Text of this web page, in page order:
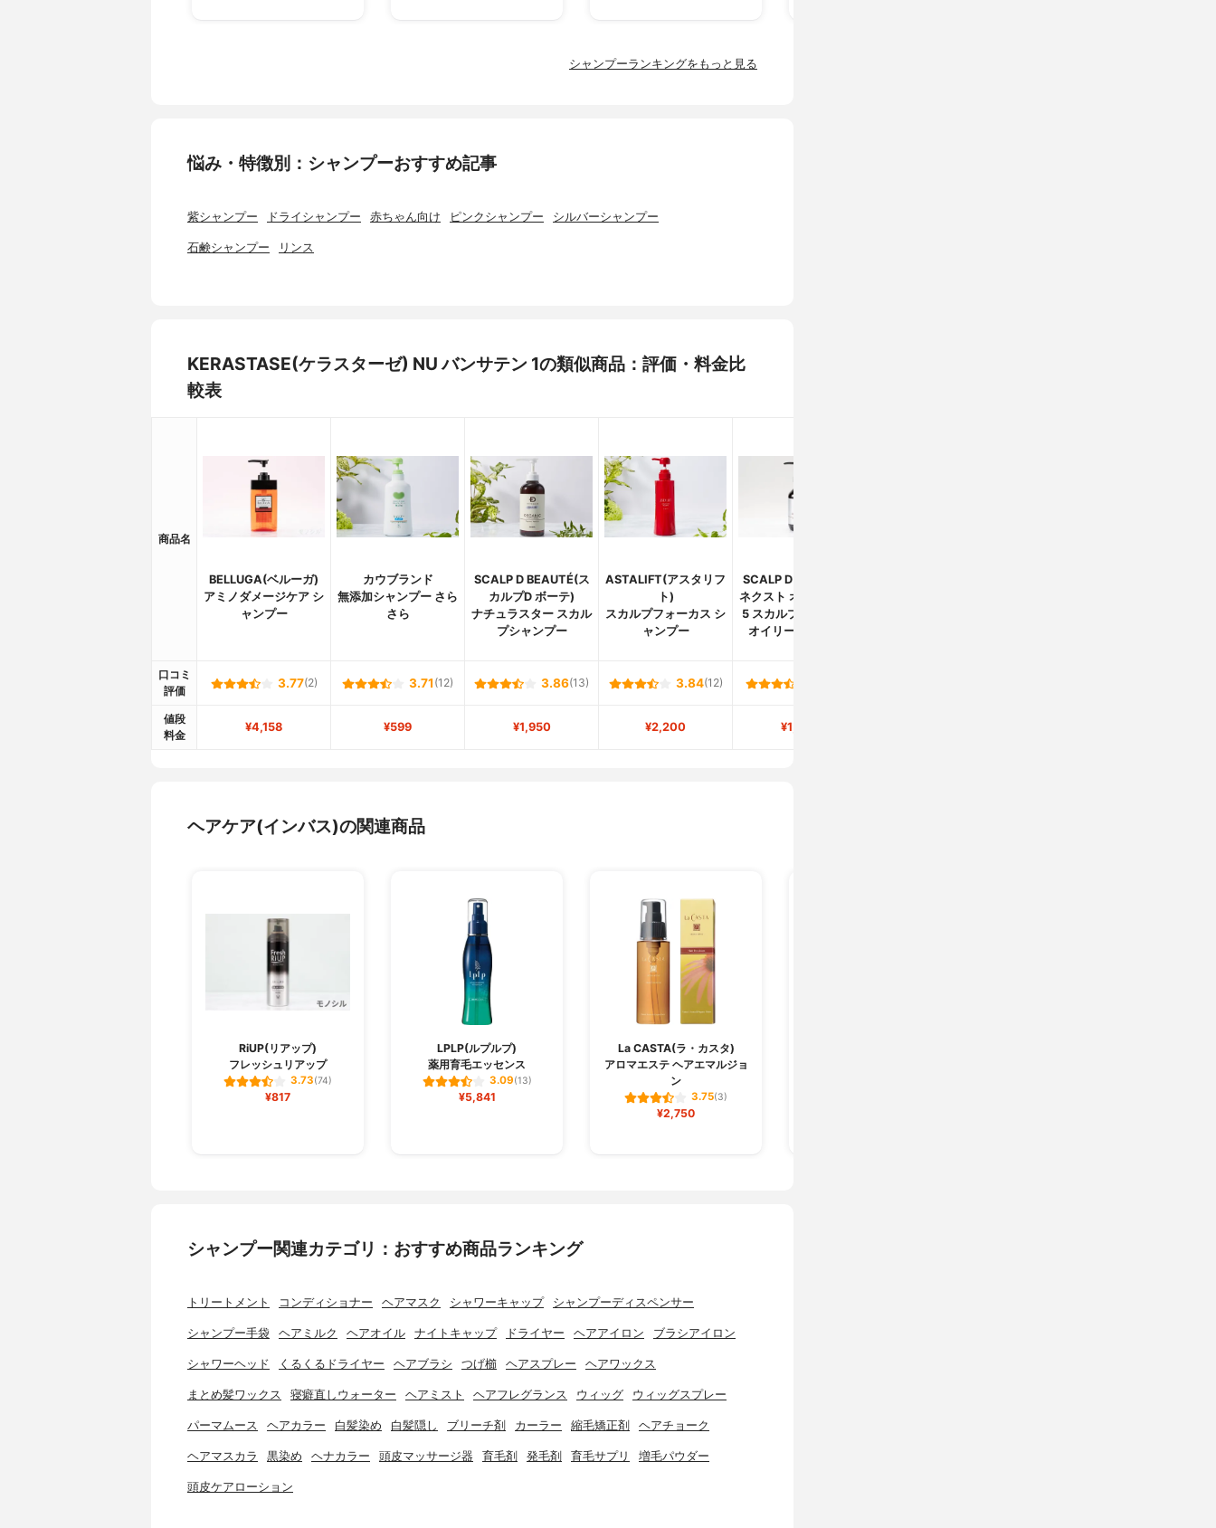
シャンプーランキングをもっと見る
悩み・特徴別：シャンプーおすすめ記事
紫シャンプー ドライシャンプー 赤ちゃん向け ピンクシャンプー シルバーシャンプー
石鹸シャンプー リンス
KERASTASE(ケラスターゼ) NU バンサテン 1の類似商品：評価・料金比
較表
商品名
BELLUGA(ベルーガ)
アミノダメージケア シ
ャンプー
カウブランド
無添加シャンプー さら
さら
SCALP D BEAUTÉ(ス
カルプD ボーテ)
ナチュラスター スカル
プシャンプー
ASTALIFT(アスタリフ
ト)
スカルプフォーカス シ
ャンプー
SCALP D(スカルプD)
ネクスト オーガニック
5 スカルプシャンプー
オイリー(脂性肌用)
口コミ
評価
3.77(2) 3.71 (12) 3.86(13) 3.84(12)
値段
料金
¥4,158 ¥599 ¥1,950 ¥2,200 ¥1,950
ヘアケア(インバス)の関連商品
RiUP(リアップ)
フレッシュリアップ
3.73(74)
¥817
LPLP(ルプルプ)
薬用育毛エッセンス
3.09(13)
¥5,841
La CASTA(ラ・カスタ)
アロマエステ ヘアエマルジョ
ン
3.75(3)
¥2,750
シャンプー関連カテゴリ：おすすめ商品ランキング
トリートメント コンディショナー ヘアマスク シャワーキャップ シャンプーディスペンサー
シャンプー手袋 ヘアミルク ヘアオイル ナイトキャップ ドライヤー ヘアアイロン ブラシアイロン
シャワーヘッド くるくるドライヤー ヘアブラシ つげ櫛 ヘアスプレー ヘアワックス
まとめ髪ワックス 寝癖直しウォーター ヘアミスト ヘアフレグランス ウィッグ ウィッグスプレー
パーマムース ヘアカラー 白髪染め 白髪隠し ブリーチ剤 カーラー 縮毛矯正剤 ヘアチョーク
ヘアマスカラ 黒染め ヘナカラー 頭皮マッサージ器 育毛剤 発毛剤 育毛サプリ 増毛パウダー
頭皮ケアローション